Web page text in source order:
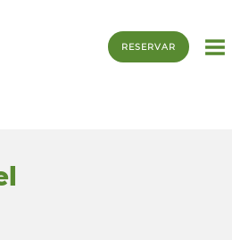
RESERVAR
golf
encontrará: